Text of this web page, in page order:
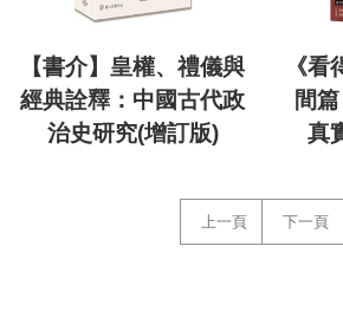
【書介】皇權、禮儀與
經典詮釋：中國古代政
治史研究(增訂版)
《
間
真
上一頁 下一頁